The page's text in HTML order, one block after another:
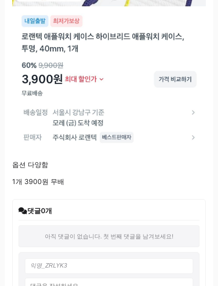
옵션 다양함
1개 3900원 무배
댓글0개
아직 댓글이 없습니다. 첫 번째 댓글을 남겨보세요!